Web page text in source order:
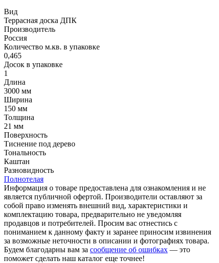
Вид
Террасная доска ДПК
Производитель
Россия
Количество м.кв. в упаковке
0,465
Досок в упаковке
1
Длина
3000 мм
Ширина
150 мм
Толщина
21 мм
Поверхность
Тиснение под дерево
Тональность
Каштан
Разновидность
Полнотелая
Информация о товаре предоставлена для ознакомления и не
является публичной офертой. Производители оставляют за
собой право изменять внешний вид, характеристики и
комплектацию товара, предварительно не уведомляя
продавцов и потребителей. Просим вас отнестись с
пониманием к данному факту и заранее приносим извинения
за возможные неточности в описании и фотографиях товара.
Будем благодарны вам за сообщение об ошибках — это
поможет сделать наш каталог еще точнее!